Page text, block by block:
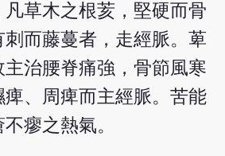
凡草木之根荄，堅硬而骨
而藤蔓者，走經脈。萆
治腰脊痛強，骨節風寒
、周痺而主經脈。苦能
瘳之熱氣。